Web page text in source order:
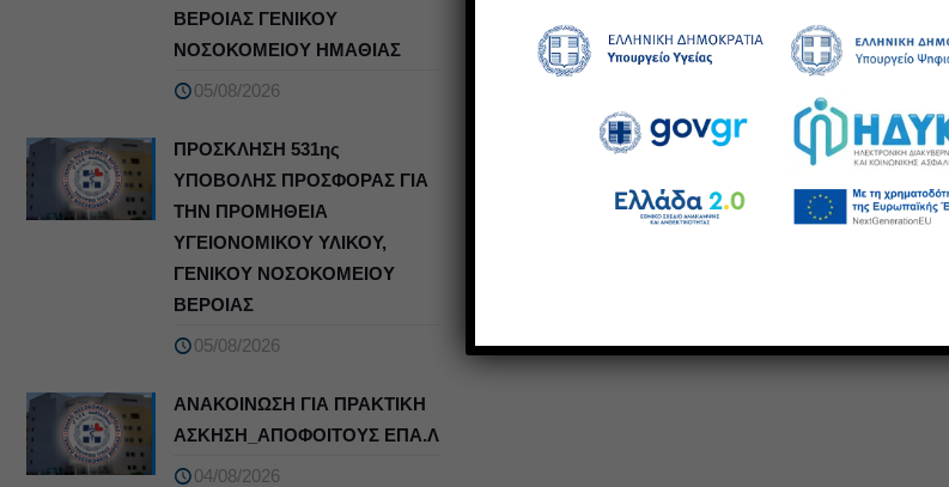
ΒΕΡΟΙΑΣ ΓΕΝΙΚΟΥ
ΝΟΣΟΚΟΜΕΙΟΥ ΗΜΑΘΙΑΣ
05/08/2026
ΠΡΟΣΚΛΗΣΗ 531ης
ΥΠΟΒΟΛΗΣ ΠΡΟΣΦΟΡΑΣ ΓΙΑ
ΤΗΝ ΠΡΟΜΗΘΕΙΑ
ΥΓΕΙΟΝΟΜΙΚΟΥ ΥΛΙΚΟΥ,
ΓΕΝΙΚΟΥ ΝΟΣΟΚΟΜΕΙΟΥ
ΒΕΡΟΙΑΣ
05/08/2026
ΑΝΑΚΟΙΝΩΣΗ ΓΙΑ ΠΡΑΚΤΙΚΗ
ΑΣΚΗΣΗ_ΑΠΟΦΟΙΤΟΥΣ ΕΠΑ.Λ
04/08/2026